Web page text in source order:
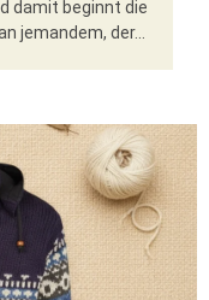
damit beginnt die
jemandem, der...